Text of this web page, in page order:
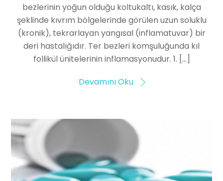
bezlerinin yoğun olduğu koltukaltı, kasık, kalça
şeklinde kıvrım bölgelerinde görülen uzun soluklu
(kronik), tekrarlayan yangısal (inflamatuvar) bir
deri hastalığıdır. Ter bezleri komşuluğunda kıl
follikül ünitelerinin inflamasyonudur. 1. […]
Devamını Oku